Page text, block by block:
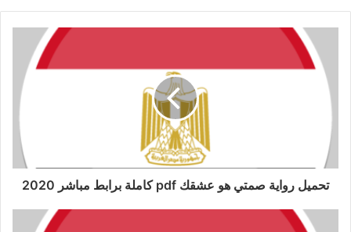
تحميل رواية صمتي هو عشقك pdf كاملة برابط مباشر 2020